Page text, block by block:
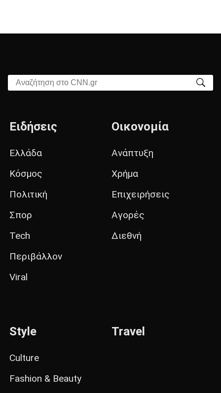
Αναζήτηση στο CNN.gr
Ειδήσεις
Ελλάδα
Κόσμος
Πολιτική
Σπορ
Tech
Περιβάλλον
Viral
Οικονομία
Ανάπτυξη
Χρήμα
Επιχειρήσεις
Αγορές
Διεθνή
Style
Culture
Fashion & Beauty
Travel